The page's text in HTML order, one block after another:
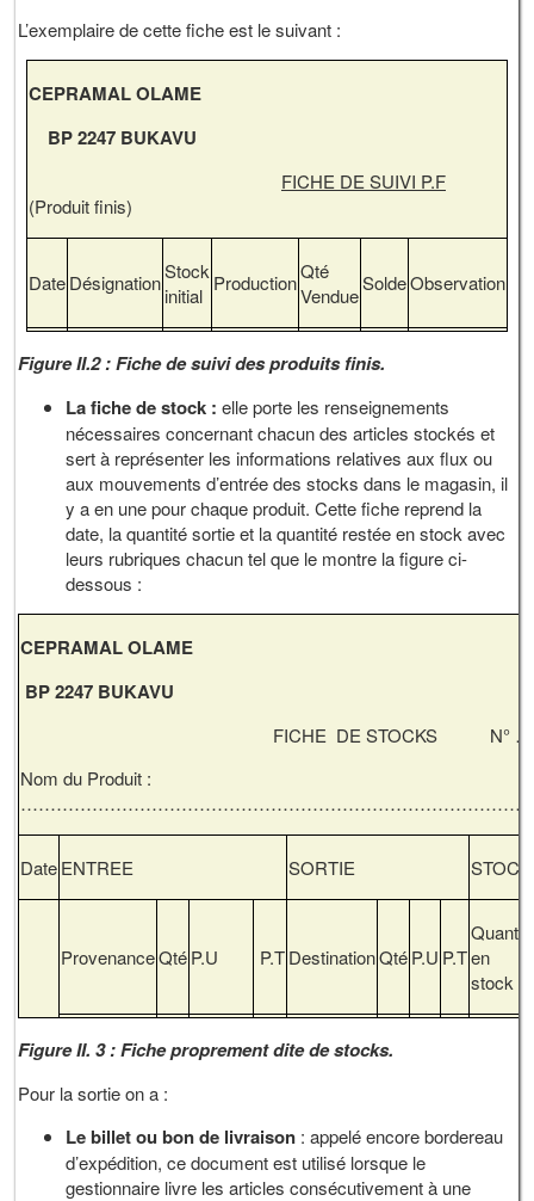
L’exemplaire de cette fiche est le suivant :
CEPRAMAL OLAME
BP 2247 BUKAVU
FICHE DE SUIVI P.F
(Produit finis)
DateDésignationStock
initial
ProductionQté
Vendue
SoldeObservation
Figure II.2 : Fiche de suivi des produits finis.
La fiche de stock :elle porte les renseignements
nécessaires concernant chacun des articles stockés et
sert à représenter les informations relatives aux flux ou
aux mouvements d’entrée des stocks dans le magasin, il
y a en une pour chaque produit. Cette fiche reprend la
date, la quantité sortie et la quantité restée en stock avec
leurs rubriques chacun tel que le montre la figure ci-
dessous :
CEPRAMAL OLAME
BP 2247 BUKAVU
FICHE DE STOCKS N°
Nom du Produit :
DateENTREE SORTIE STOCK
ProvenanceQtéP.U P.TDestinationQtéP.U P.Ten
stock
Figure II. 3 : Fiche proprement dite de stocks.
Pour la sortie on a :
Le billet ou bon de livraison : appelé encore bordereau
d’expédition, ce document est utilisé lorsque le
gestionnaire livre les articles consécutivement à une